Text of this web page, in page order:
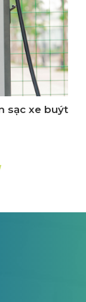
sạc xe buýt